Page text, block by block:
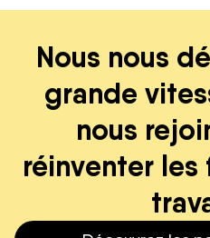
Nous nous
grande
nous
réinventer les